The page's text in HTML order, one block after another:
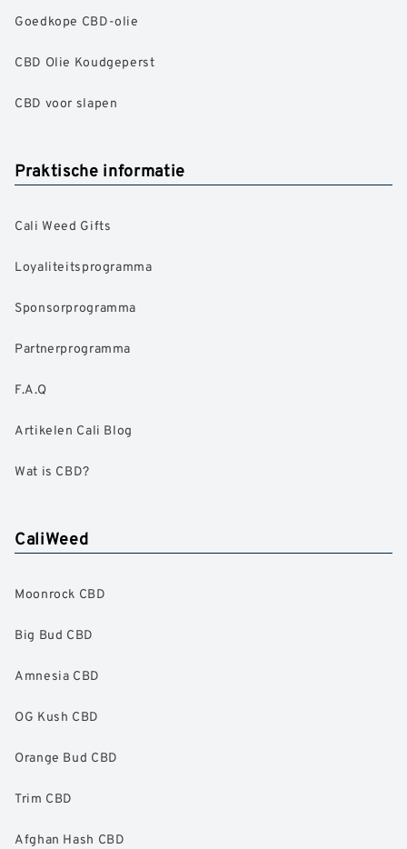
Goedkope CBD-olie
CBD Olie Koudgeperst
CBD voor slapen
Praktische informatie
Cali Weed Gifts
Loyaliteitsprogramma
Sponsorprogramma
Partnerprogramma
F.A.Q
Artikelen Cali Blog
Wat is CBD?
CaliWeed
Moonrock CBD
Big Bud CBD
Amnesia CBD
OG Kush CBD
Orange Bud CBD
Trim CBD
Afghan Hash CBD